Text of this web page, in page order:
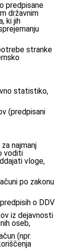
predpisane
državnim
ki jih
stranke
statistiko,
(predpisani
najmanj
voditi
vloge,
po zakonu
o DDV
iz dejavnosti
oseb,
(npr.